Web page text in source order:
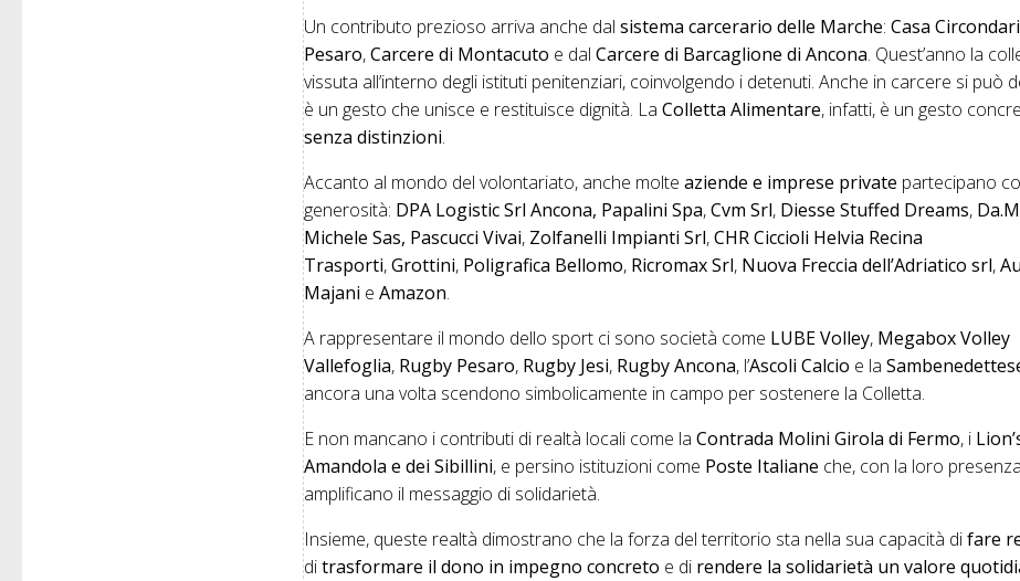
Un contributo prezioso arriva anche dalsistema carcerario delle Marche:Casa
Pesaro,Carcere di Montacuto e dalCarcere di Barcaglione di Ancona. Quest’anno la
vissuta all’interno degli istituti penitenziari, coinvolgendo i detenuti. Anche in carcere si può
è un gesto che unisce e restituisce dignità. LaColletta Alimentare, infatti, è un gesto
senza distinzioni.
Accanto al mondo del volontariato, anche molteaziende e imprese private partecipano
generosità: DPA Logistic Srl Ancona, PapaliniSpa,Cvm Srl, Diesse Stuffed Dreams,
Michele Sas, Pascucci Vivai, Zolfanelli Impianti Srl,CHR Ciccioli Helvia Recina
Trasporti,Grottini, Poligrafica Bellomo, Ricromax Srl, Nuova Freccia dell’Adriatico srl,
Majani eAmazon.
A rappresentare il mondo dello sport ci sono società come LUBE Volley, Megabox Volley
Vallefoglia, Rugby Pesaro, Rugby Jesi, Rugby Ancona, l’Ascoli Calcio e la
ancora una volta scendono simbolicamente in campo per sostenere la Colletta.
E non mancano i contributi di realtà locali come laContrada Molini Girola di Fermo, i
Amandola e dei Sibillini, e persino istituzioni come Poste Italiane che, con la loro
amplificano il messaggio di solidarietà.
Insieme, queste realtà dimostrano che la forza del territorio sta nella sua capacità difare
ditrasformare il dono in impegno concreto e di rendere la solidarietà un valore